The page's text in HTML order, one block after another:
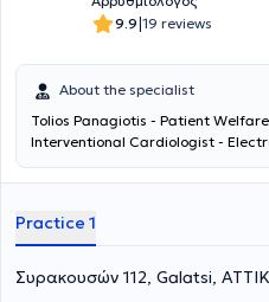
9.9|19 reviews
About the specialist
Tolios Panagiotis - Patient
Interventional Cardiologist -
Senior Registrar A' at the General
Degli Studi Chieti and specialized
General Hospital of Athens "Elpis"
General Hospital of Athens
provides services such as heart
Practice 1
Συρακουσών 112, Galatsi,